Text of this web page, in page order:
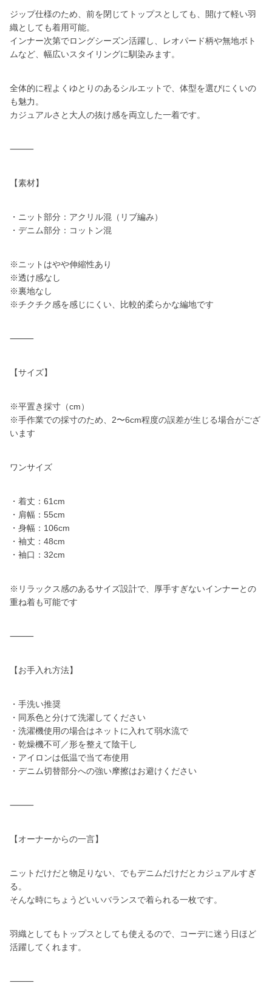
ジップ仕様のため、前を閉じてトップスとしても、開けて軽い羽
織としても着用可能。
インナー次第でロングシーズン活躍し、レオパード柄や無地ボト
ムなど、幅広いスタイリングに馴染みます。
全体的に程よくゆとりのあるシルエットで、体型を選びにくいの
も魅力。
カジュアルさと大人の抜け感を両立した一着です。
⸻
【素材】
・ニット部分：アクリル混（リブ編み）
・デニム部分：コットン混
※ニットはやや伸縮性あり
※透け感なし
※裏地なし
※チクチク感を感じにくい、比較的柔らかな編地です
⸻
【サイズ】
※平置き採寸（cm）
※手作業での採寸のため、2〜6cm程度の誤差が生じる場合がござ
います
ワンサイズ
・着丈：61cm
・肩幅：55cm
・身幅：106cm
・袖丈：48cm
・袖口：32cm
※リラックス感のあるサイズ設計で、厚手すぎないインナーとの
重ね着も可能です
⸻
【お手入れ方法】
・手洗い推奨
・同系色と分けて洗濯してください
・洗濯機使用の場合はネットに入れて弱水流で
・乾燥機不可／形を整えて陰干し
・アイロンは低温で当て布使用
・デニム切替部分への強い摩擦はお避けください
⸻
【オーナーからの一言】
ニットだけだと物足りない、でもデニムだけだとカジュアルすぎ
る。
そんな時にちょうどいいバランスで着られる一枚です。
羽織としてもトップスとしても使えるので、コーデに迷う日ほど
活躍してくれます。
⸻